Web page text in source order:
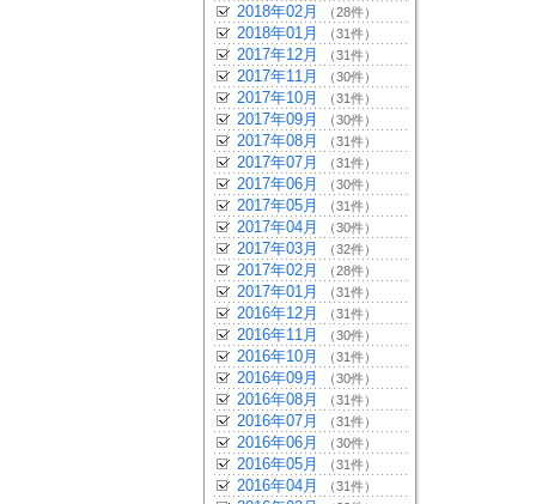
2018年02月 （28件）
2018年01月 （31件）
2017年12月 （31件）
2017年11月 （30件）
2017年10月 （31件）
2017年09月 （30件）
2017年08月 （31件）
2017年07月 （31件）
2017年06月 （30件）
2017年05月 （31件）
2017年04月 （30件）
2017年03月 （32件）
2017年02月 （28件）
2017年01月 （31件）
2016年12月 （31件）
2016年11月 （30件）
2016年10月 （31件）
2016年09月 （30件）
2016年08月 （31件）
2016年07月 （31件）
2016年06月 （30件）
2016年05月 （31件）
2016年04月 （31件）